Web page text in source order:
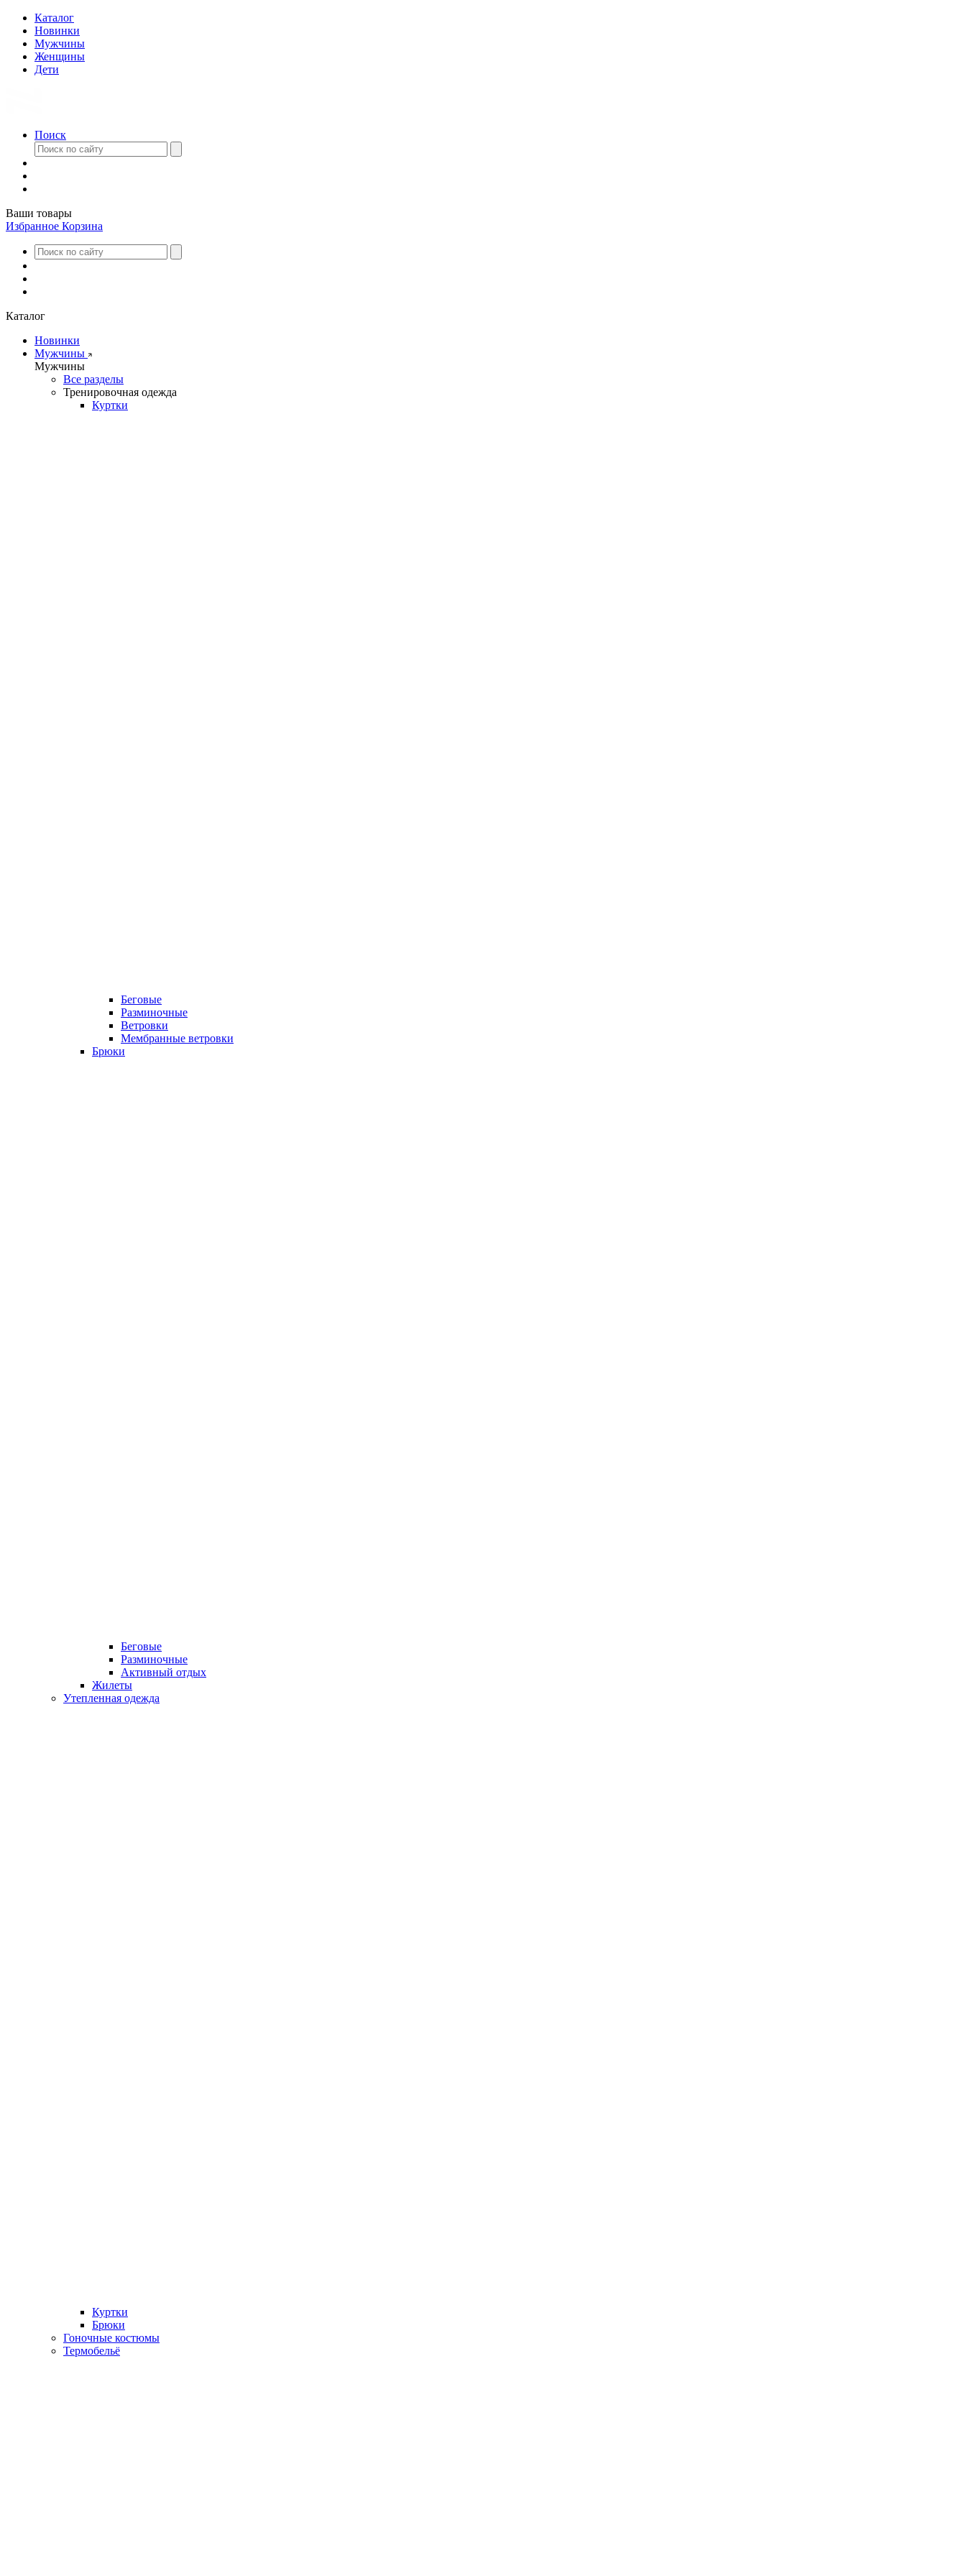
Каталог
Новинки
Мужчины
Женщины
Дети
Поиск
Ваши товары
Избранное Корзина
Каталог
Новинки
Мужчины
Мужчины
Все разделы
Тренировочная одежда
Куртки
Беговые
Разминочные
Ветровки
Мембранные ветровки
Брюки
Беговые
Разминочные
Активный отдых
Жилеты
Утепленная одежда
Куртки
Брюки
Гоночные костюмы
Термобельё